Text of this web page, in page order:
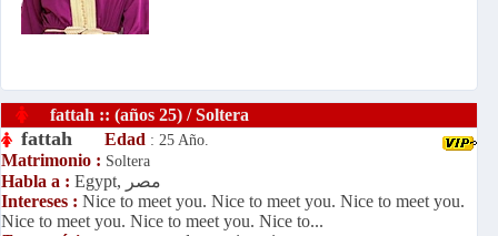
fattah :: (años 25) / Soltera
fattah Edad : 25 Año.
Matrimonio : Soltera
Habla a :
Egypt, مصر
Intereses : Nice to meet you. Nice to meet you. Nice to meet you.
Nice to meet you. Nice to meet you. Nice to...